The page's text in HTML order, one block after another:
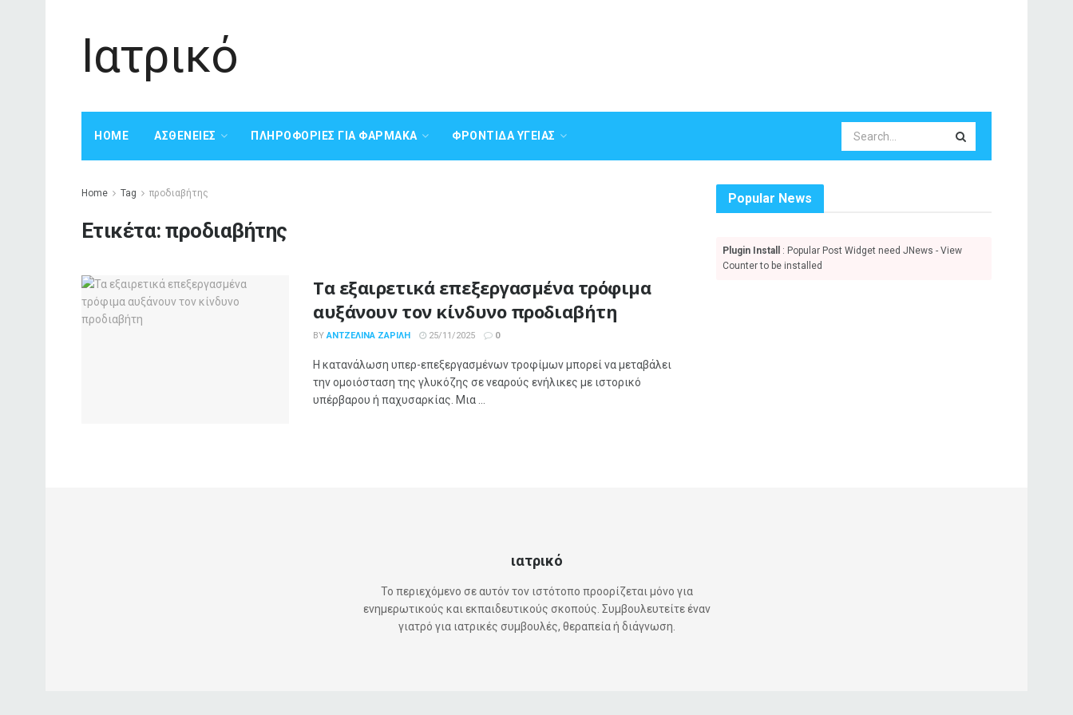
Ιατρικό
HOME ΑΣΘΈΝΕΙΕΣ ΠΛΗΡΟΦΟΡΊΕΣ ΓΙΑ ΦΆΡΜΑΚΑ ΦΡΟΝΤΊΔΑ ΥΓΕΊΑΣ
Home Tag προδιαβήτης
Ετικέτα:προδιαβήτης
Τα εξαιρετικά επεξεργασμένα τρόφιμα
αυξάνουν τον κίνδυνο προδιαβήτη
BY ΑΝΤΖΕΛΊΝΑ ΖΑΡΊΛΗ 25/11/2025 0
Η κατανάλωση υπερ-επεξεργασμένων τροφίμων μπορεί να μεταβάλει
την ομοιόσταση της γλυκόζης σε νεαρούς ενήλικες με ιστορικό
υπέρβαρου ή παχυσαρκίας. Μια ...
Popular News
Plugin Install
: Popular Post Widget need JNews - View
Counter to be installed
ιατρικό
Το περιεχόμενο σε αυτόν τον ιστότοπο προορίζεται μόνο για
ενημερωτικούς και εκπαιδευτικούς σκοπούς. Συμβουλευτείτε έναν
γιατρό για ιατρικές συμβουλές, θεραπεία ή διάγνωση.